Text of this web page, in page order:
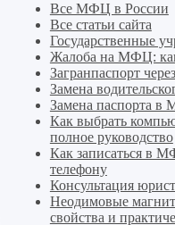
Все МФЦ в России
Все статьи сайта
Государственные
Жалоба на МФЦ: как
Загранпаспорт
Замена
Замена паспорта в
Как выбрать
полное руководство
Как записаться в
телефону
Консультация
Неодимовые
свойства и